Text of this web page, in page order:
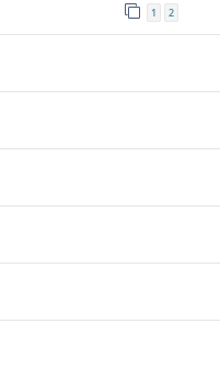
1 2